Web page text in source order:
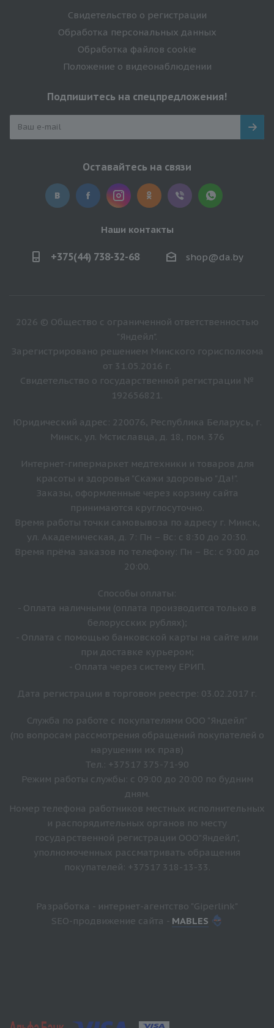
Свидетельство о регистрации
Обработка персональных данных
Обработка файлов cookie
Положение о видеонаблюдении
Подпишитесь на спецпредложения!
Оставайтесь на связи
Наши контакты
+375(44) 738-32-68 shop@da.by
2026 © Общество с ограниченной ответственностью
"Яндейл".
Зарегистрировано решением Минского горисполкома
от 31.05.2016 г.
Свидетельство о государственной регистрации №
192656821.
Юридический адрес: 220076, Республика Беларусь, г.
Минск, ул. Мстиславца, д. 18, пом. 376
Интернет-гипермаркет медтехники и товаров для
красоты и здоровья "Скажи здоровью "Да!".
Заказы, оформленные через корзину сайта
принимаются круглосуточно.
Время работы точки самовывоза по адресу г. Минск,
ул. Академическая, д. 7: Пн – Вс: с 8:30 до 20:30.
Время прёма заказов по телефону: Пн – Вс: с 9:00 до
20:00.
Способы оплаты:
- Оплата наличными (оплата производится только в
белорусских рублях);
- Оплата с помощью банковской карты на сайте или
при доставке курьером;
- Оплата через систему ЕРИП.
Дата регистрации в торговом реестре: 03.02.2017 г.
Служба по работе с покупателями ООО "Яндейл"
(по вопросам рассмотрения обращений покупателей о
нарушении их прав)
Тел.: +37517 375-71-90
Режим работы службы: с 09:00 до 20:00 по будним
дням.
Номер телефона работников местных исполнительных
и распорядительных органов по месту
государственной регистрации ООО"Яндейл",
уполномоченных рассматривать обращения
покупателей: +37517 318-13-33.
Разработка - интернет-агентство "Giperlink"
SEO-продвижение сайта - MABLES